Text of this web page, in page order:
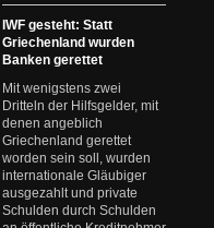
IWF gesteht: Statt
Griechenland wurden
Banken gerettet
Mit wenigstens zwei
Dritteln der Hilfsgelder, mit
denen angeblich
Griechenland gerettet
worden sein soll, wurden
internationale Gläubiger
ausgezahlt und private
Schulden durch Schulden